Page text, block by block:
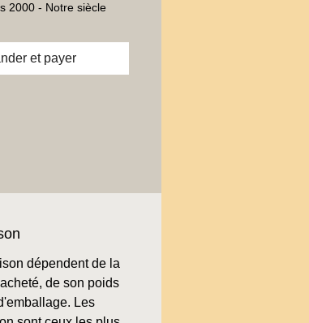
2000 - Notre siècle
et payer
dépendent de la
de son poids
Les